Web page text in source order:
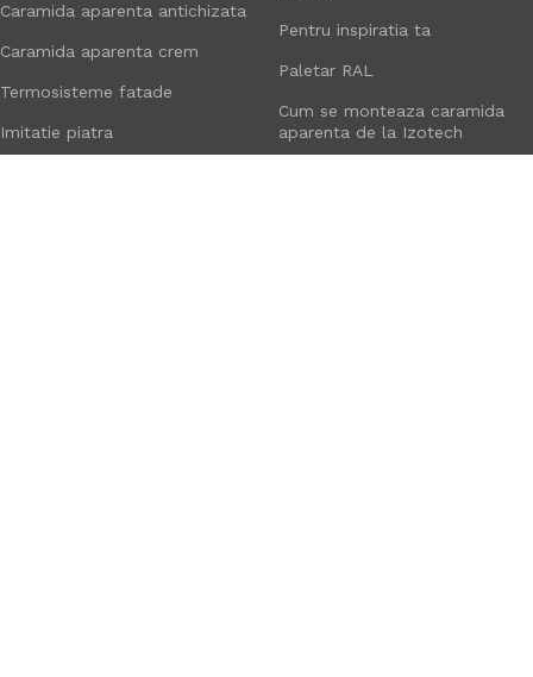
Caramida aparenta antichizata
Caramida aparenta crem
Termosisteme fatade
Imitatie piatra
Pentru inspiratia ta
Paletar RAL
Cum se monteaza caramida
aparenta de la Izotech